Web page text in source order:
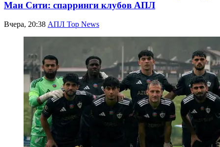
Ман Сити: спарринги клубов АПЛ
Вчера, 20:38 АПЛ Top News